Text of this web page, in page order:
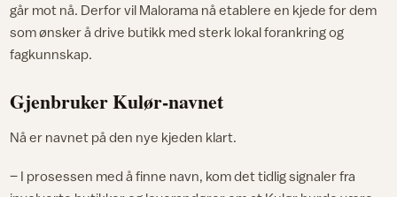
går mot nå. Derfor vil Malorama nå etablere en kjede for dem
som ønsker å drive butikk med sterk lokal forankring og
fagkunnskap.
Gjenbruker Kulør-navnet
Nå er navnet på den nye kjeden klart.
– I prosessen med å finne navn, kom det tidlig signaler fra